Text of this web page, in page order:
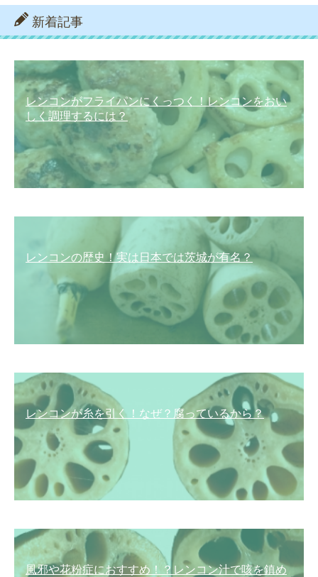
新着記事
レンコンがフライパンにくっつく！レンコンをおい
しく調理するには？
レンコンの歴史！実は日本では茨城が有名？
レンコンが糸を引く！なぜ？腐っているから？
風邪や花粉症におすすめ！？レンコン汁で咳を鎮め